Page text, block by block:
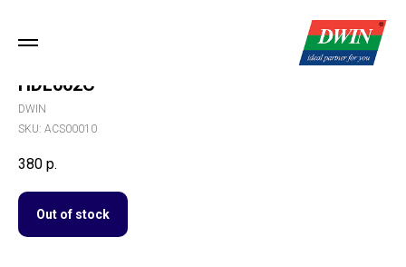
HDL662C
DWIN
SKU: ACS00010
380 р.
Out of stock